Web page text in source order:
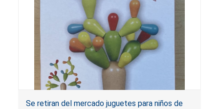
Se retiran del mercado juguetes para niños de